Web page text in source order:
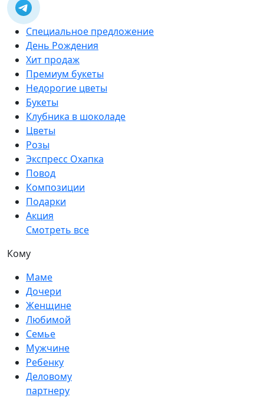
Специальное предложение
День Рождения
Хит продаж
Премиум букеты
Недорогие цветы
Букеты
Клубника в шоколаде
Цветы
Розы
Экспресс Охапка
Повод
Композиции
Подарки
Акция
Смотреть все
Кому
Маме
Дочери
Женщине
Любимой
Семье
Мужчине
Ребенку
Деловому
партнеру